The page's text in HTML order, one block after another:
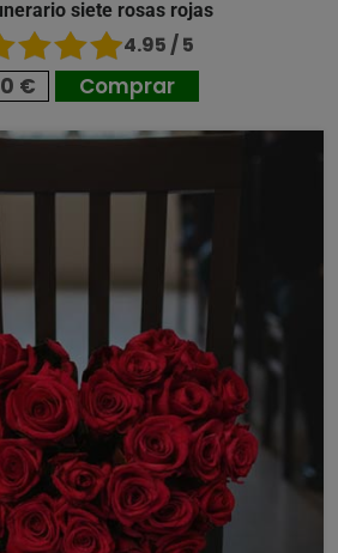
siete rosas rojas
4.95 / 5
€ Comprar